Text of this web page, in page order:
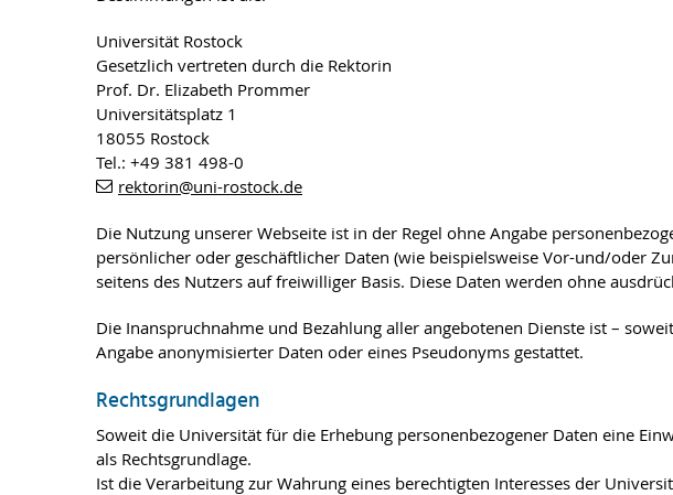
Universität Rostock
Gesetzlich vertreten durch die Rektorin
Prof. Dr. Elizabeth Prommer
Universitätsplatz 1
18055 Rostock
Tel.: +49 381 498-0
rektorin@uni-rostock.de
Die Nutzung unserer Webseite ist in der Regel ohne Angabe
persönlicher oder geschäftlicher Daten (wie beispielsweise Vor-und/oder
seitens des Nutzers auf freiwilliger Basis. Diese Daten werden ohne
Die Inanspruchnahme und Bezahlung aller angebotenen Dienste ist –
Angabe anonymisierter Daten oder eines Pseudonyms gestattet.
Rechtsgrundlagen
Soweit die Universität für die Erhebung personenbezogener Daten eine
als Rechtsgrundlage.
Ist die Verarbeitung zur Wahrung eines berechtigten Interesses der